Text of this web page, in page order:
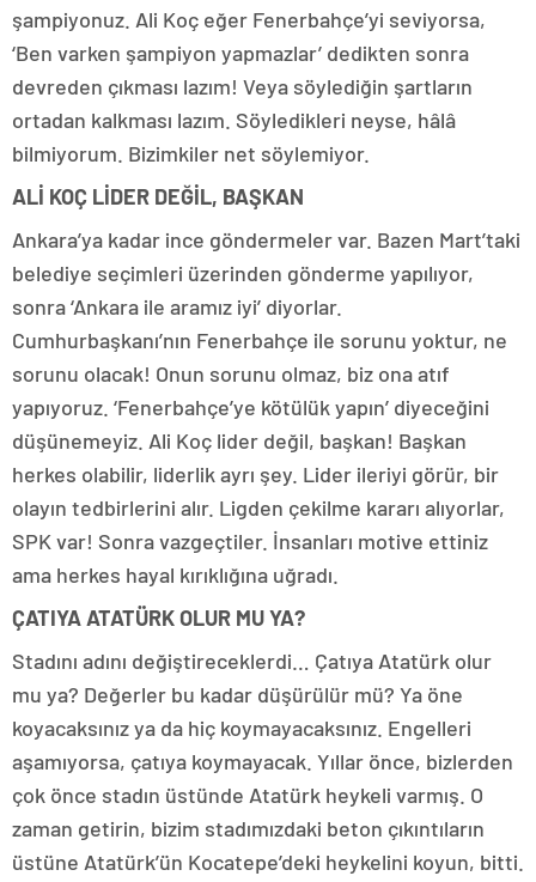
şampiyonuz. Ali Koç eğer Fenerbahçe’yi seviyorsa,
‘Ben varken şampiyon yapmazlar’ dedikten sonra
devreden çıkması lazım! Veya söylediğin şartların
ortadan kalkması lazım. Söyledikleri neyse, hâlâ
bilmiyorum. Bizimkiler net söylemiyor.
ALİ KOÇ LİDER DEĞİL, BAŞKAN
Ankara’ya kadar ince göndermeler var. Bazen Mart’taki
belediye seçimleri üzerinden gönderme yapılıyor,
sonra ‘Ankara ile aramız iyi’ diyorlar.
Cumhurbaşkanı’nın Fenerbahçe ile sorunu yoktur, ne
sorunu olacak! Onun sorunu olmaz, biz ona atıf
yapıyoruz. ‘Fenerbahçe’ye kötülük yapın’ diyeceğini
düşünemeyiz. Ali Koç lider değil, başkan! Başkan
herkes olabilir, liderlik ayrı şey. Lider ileriyi görür, bir
olayın tedbirlerini alır. Ligden çekilme kararı alıyorlar,
SPK var! Sonra vazgeçtiler. İnsanları motive ettiniz
ama herkes hayal kırıklığına uğradı.
ÇATIYA ATATÜRK OLUR MU YA?
Stadını adını değiştireceklerdi… Çatıya Atatürk olur
mu ya? Değerler bu kadar düşürülür mü? Ya öne
koyacaksınız ya da hiç koymayacaksınız. Engelleri
aşamıyorsa, çatıya koymayacak. Yıllar önce, bizlerden
çok önce stadın üstünde Atatürk heykeli varmış. O
zaman getirin, bizim stadımızdaki beton çıkıntıların
üstüne Atatürk’ün Kocatepe’deki heykelini koyun, bitti.